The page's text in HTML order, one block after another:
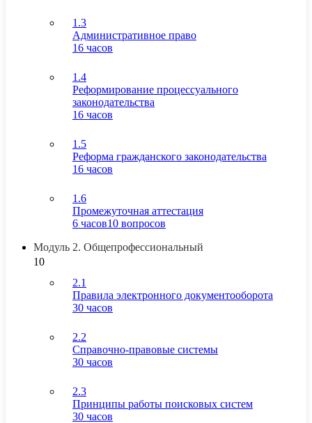
1.3
Административное право
16 часов
1.4
Реформирование процессуального
законодательства
16 часов
1.5
Реформа гражданского законодательства
16 часов
1.6
Промежуточная аттестация
6 часов10 вопросов
Модуль 2. Общепрофессиональный
10
2.1
Правила электронного документооборота
30 часов
2.2
Справочно-правовые системы
30 часов
2.3
Принципы работы поисковых систем
30 часов